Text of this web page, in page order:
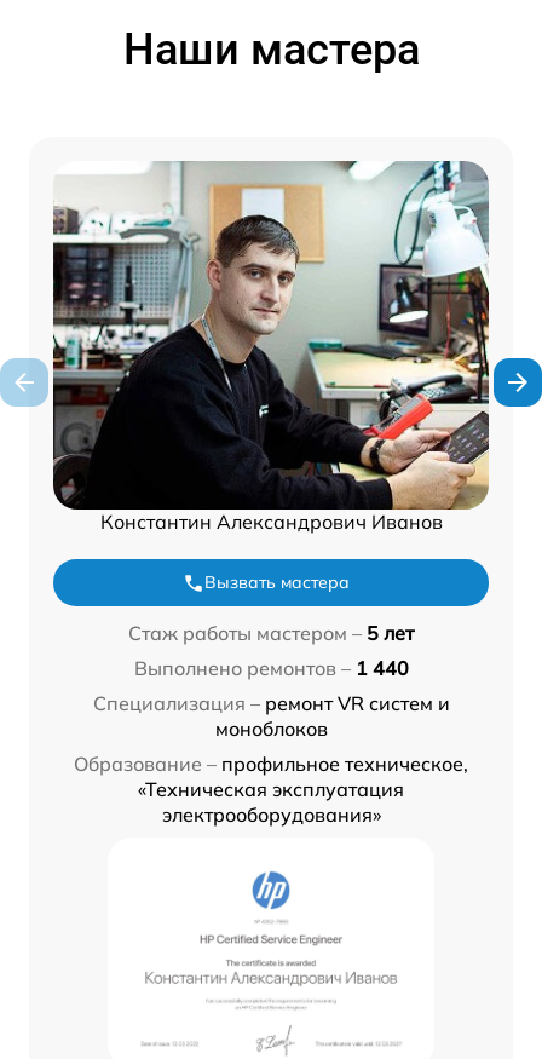
Наши мастера
Константин Александрович Иванов
Вызвать мастера
Стаж работы мастером – 5 лет
Выполнено ремонтов – 1 440
Специализация – ремонт VR систем и
моноблоков
Образование – профильное техническое,
«Техническая эксплуатация
электрооборудования»